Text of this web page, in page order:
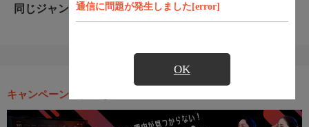
通信に問題が発生しました[error]
OK
同じジャンルのおすすめ番組
キャンペーン・お得な情報